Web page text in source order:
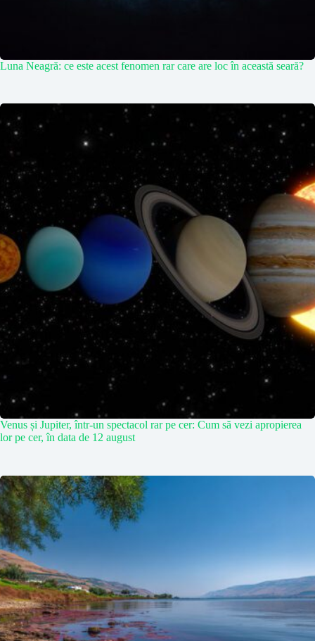
Luna Neagră: ce este acest fenomen rar care are loc în această seară?
Venus și Jupiter, într-un spectacol rar pe cer: Cum să vezi apropierea
lor pe cer, în data de 12 august